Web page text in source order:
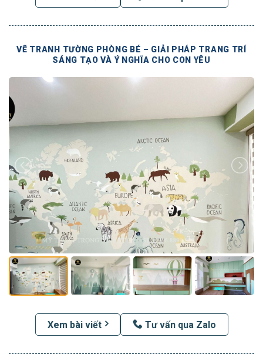
VẼ TRANH TƯỜNG PHÒNG BÉ – GIẢI PHÁP TRANG TRÍ
SÁNG TẠO VÀ Ý NGHĨA CHO CON YÊU
Xem bài viết Tư vấn qua Zalo